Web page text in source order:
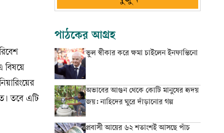
বিষয়ে
তবে এটি
পাঠকের আগ্রহ
ভুল স্বীকার করে ক্ষমা চাইলেন ইনফান্তিনো
অভাবের আগুন থেকে কোটি মানুষের হৃদয়
জয়: নাহিদের ঘুরে দাঁড়ানোর গল্প
প্রবাসী আয়ের ৬২ শতাংশই আসছে পাঁচ